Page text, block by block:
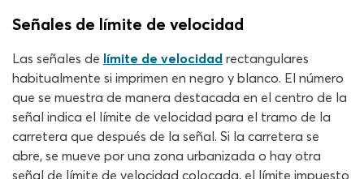
Señales de límite de velocidad
Las señales de límite de velocidad rectangulares
habitualmente si imprimen en negro y blanco. El número
que se muestra de manera destacada en el centro de la
señal indica el límite de velocidad para el tramo de la
carretera que después de la señal. Si la carretera se
abre, se mueve por una zona urbanizada o hay otra
señal de límite de velocidad colocada, el límite impuesto